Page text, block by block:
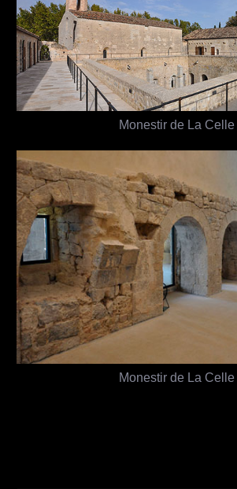
Monestir de La Celle
Monestir de La Celle